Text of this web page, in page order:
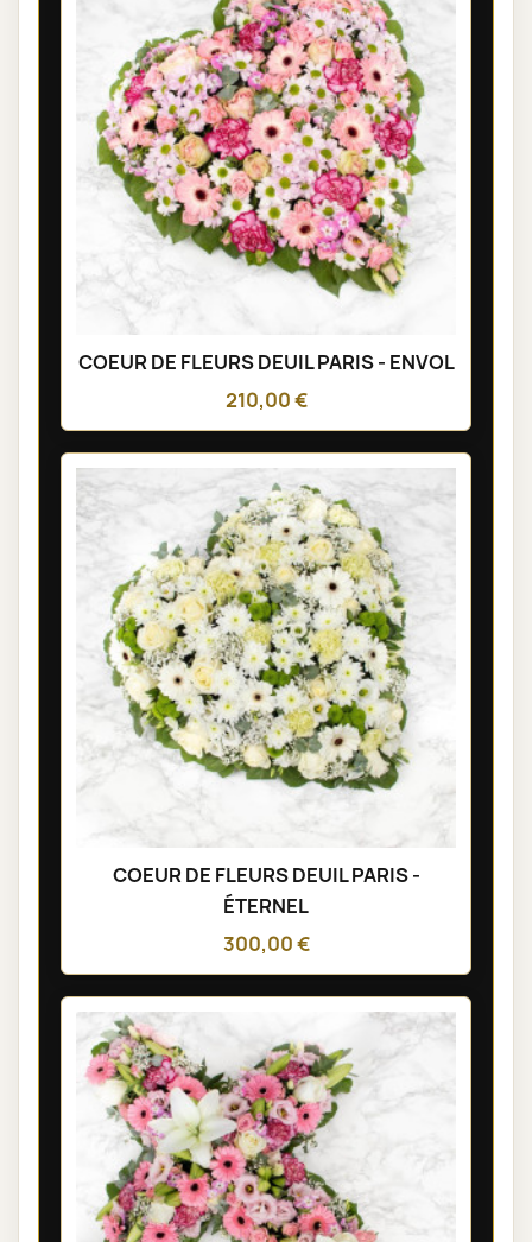
COEUR DE FLEURS DEUIL PARIS - ENVOL
210,00 €
COEUR DE FLEURS DEUIL PARIS -
ÉTERNEL
300,00 €